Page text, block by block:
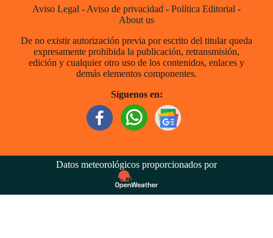
Aviso Legal - Aviso de privacidad - Política Editorial -
About us
De no existir autorización previa por escrito del titular queda
expresamente prohibida la publicación, retransmisión,
edición y cualquier otro uso de los contenidos, enlaces y
demás elementos componentes.
Síguenos en:
Datos meteorológicos proporcionados por